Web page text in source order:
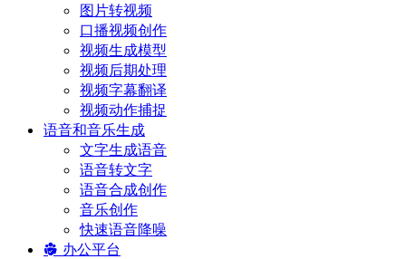
图片转视频
口播视频创作
视频生成模型
视频后期处理
视频字幕翻译
视频动作捕捉
语音和音乐生成
文字生成语音
语音转文字
语音合成创作
音乐创作
快速语音降噪
办公平台